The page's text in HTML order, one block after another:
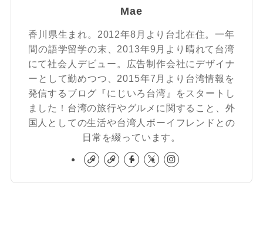
Mae
香川県生まれ。2012年8月より台北在住。一年
間の語学留学の末、2013年9月より晴れて台湾
にて社会人デビュー。広告制作会社にデザイナ
ーとして勤めつつ、2015年7月より台湾情報を
発信するブログ『にじいろ台湾』をスタートし
ました！台湾の旅行やグルメに関すること、外
国人としての生活や台湾人ボーイフレンドとの
日常を綴っています。